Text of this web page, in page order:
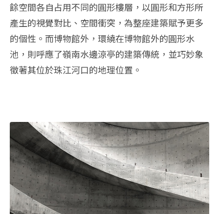
餘空間各自占用不同的圓形樓層，以圓形和方形所
產生的視覺對比、空間衝突，為整座建築賦予更多
的個性。而博物館外，環繞在博物館外的圓形水
池，則呼應了嶺南水邊涼亭的建築傳統，並巧妙象
徵著其位於珠江河口的地理位置。